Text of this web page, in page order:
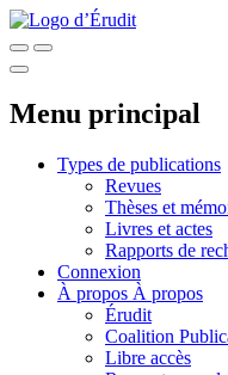
Menu principal
Types de publications
Revues
Thèses et
Livres et actes
Rapports de
Connexion
À propos À propos
Érudit
Coalition
Libre accès